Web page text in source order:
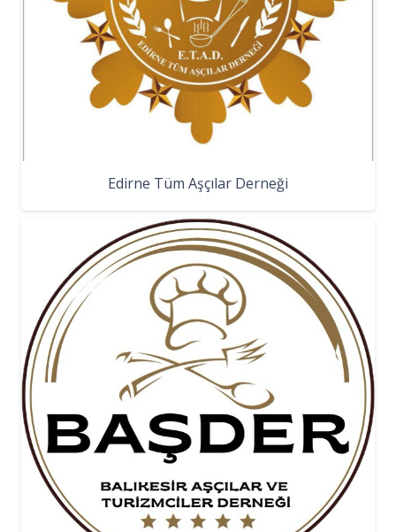
Edirne Tüm Aşçılar Derneği